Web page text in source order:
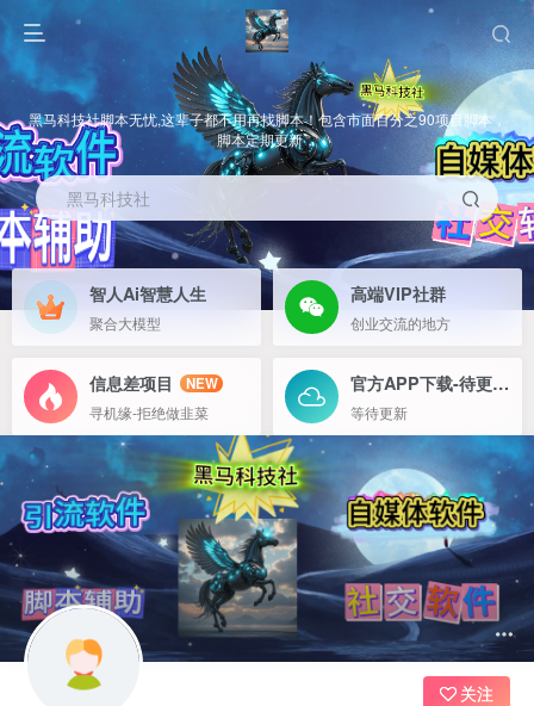
黑马科技社脚本无忧,这辈子都不用再找脚本！包含市面百分之90项目脚本，
脚本定期更新，
黑马科技社
智人Ai智慧人生
聚合大模型
高端VIP社群
创业交流的地方
信息差项目
NEW
寻机缘-拒绝做韭菜
官方APP下载-待更新
等待更新
关注
黑马研究社
黑马科技社-最大-最多-最前言的科技技术社群
加入QQ群：每日更新新科技
官方QQ9群：1041075866
微信号：qige3386